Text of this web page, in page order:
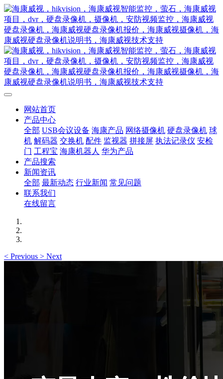
网站首页
产品中心
全部 USB会议设备 海康产品 网络摄像机 硬盘录像机 球
机 解码器 交换机 配件 监视器 拼接屏 执法记录仪 安检
门 工程宝 海康机器人 华为产品
产品搜索
新闻资讯
全部 最新动态 行业新闻 常见问题
联系我们
在线留言
< Previous > Next